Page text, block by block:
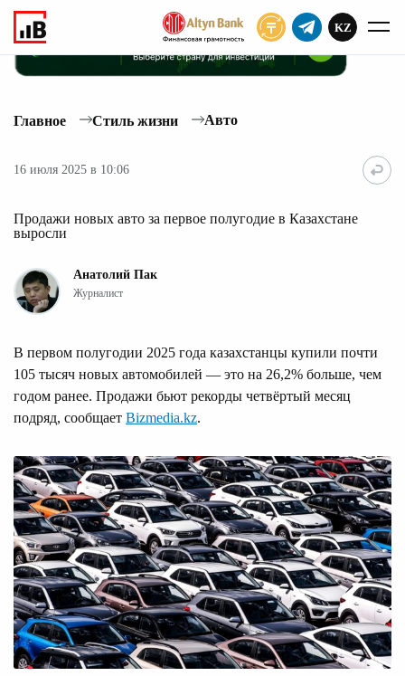
KZ
Главное Стиль жизни Авто
16 июля 2025 в 10:06
Продажи новых авто за первое полугодие в Казахстане
выросли
Анатолий Пак
Журналист
В первом полугодии 2025 года казахстанцы купили почти
105 тысяч новых автомобилей — это на 26,2% больше, чем
годом ранее. Продажи бьют рекорды четвёртый месяц
подряд, сообщает Bizmedia.kz.